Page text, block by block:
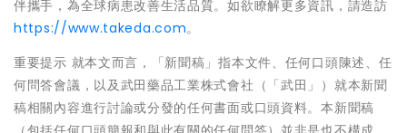
伴攜手，為全球病患改善生活品質。如欲瞭解更多資訊，請造訪
https://www.takeda.com。
重要提示 就本文而言，「新聞稿」指本文件、任何口頭陳述、任
何問答會議，以及武田藥品工業株式會社（「武田」）就本新聞
稿相關內容進行討論或分發的任何書面或口頭資料。本新聞稿